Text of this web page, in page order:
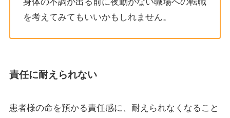
を考えてみてもいいかもしれません。
責任に耐えられない
患者様の命を預かる責任感に、耐えられなくなること